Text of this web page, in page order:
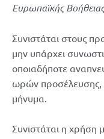
Ευρωπαϊκής
Συνιστάται στους
μην υπάρχει
οποιαδήποτε
ωρών προσέλευσης,
μήνυμα.
Συνιστάται η